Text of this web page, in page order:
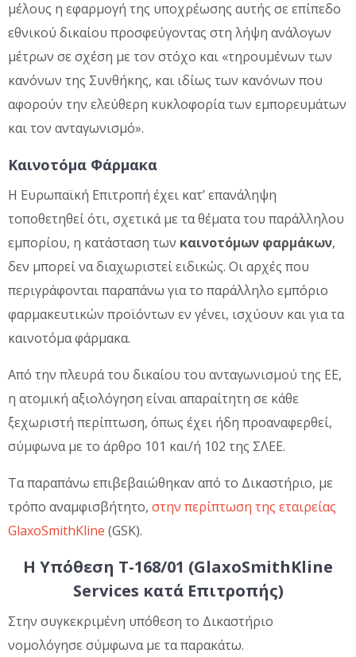
μέλους η εφαρμογή της υποχρέωσης αυτής σε επίπεδο
εθνικού δικαίου προσφεύγοντας στη λήψη ανάλογων
μέτρων σε σχέση με τον στόχο και «τηρουμένων των
κανόνων της Συνθήκης, και ιδίως των κανόνων που
αφορούν την ελεύθερη κυκλοφορία των εμπορευμάτων
και τον ανταγωνισμό».
Καινοτόμα Φάρμακα
Η Ευρωπαϊκή Επιτροπή έχει κατ’ επανάληψη
τοποθετηθεί ότι, σχετικά με τα θέματα του παράλληλου
εμπορίου, η κατάσταση των καινοτόμων φαρμάκων,
δεν μπορεί να διαχωριστεί ειδικώς. Οι αρχές που
περιγράφονται παραπάνω για το παράλληλο εμπόριο
φαρμακευτικών προϊόντων εν γένει, ισχύουν και για τα
καινοτόμα φάρμακα.
Από την πλευρά του δικαίου του ανταγωνισμού της ΕΕ,
η ατομική αξιολόγηση είναι απαραίτητη σε κάθε
ξεχωριστή περίπτωση, όπως έχει ήδη προαναφερθεί,
σύμφωνα με το άρθρο 101 και/ή 102 της ΣΛΕΕ.
Τα παραπάνω επιβεβαιώθηκαν από το Δικαστήριο, με
τρόπο αναμφισβήτητο, στην περίπτωση της εταιρείας
GlaxoSmithKline (GSK).
Η Υπόθεση T-168/01 (GlaxoSmithKline
Services κατά Επιτροπής)
Στην συγκεκριμένη υπόθεση το Δικαστήριο
νομολόγησε σύμφωνα με τα παρακάτω.